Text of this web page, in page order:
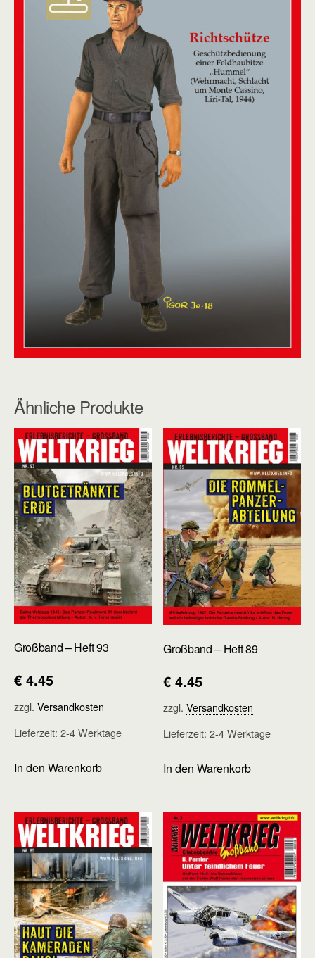
Ähnliche Produkte
Großband – Heft 93
€ 4.45
zzgl. Versandkosten
Lieferzeit: 2-4 Werktage
In den Warenkorb
Großband – Heft 89
€ 4.45
zzgl.Versandkosten
Lieferzeit:2-4 Werktage
In den Warenkorb